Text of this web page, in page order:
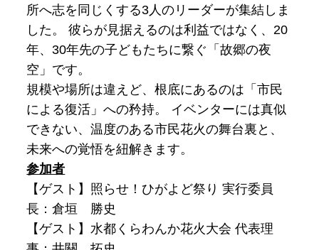
所へ志を同じくする3人のリーダーが集結しま
した。 彼らが見据えるのは利益ではなく、20
年、30年先の子どもたちに繋ぐ「故郷の夜
空」です。
規模や場所は違えど、根底にあるのは「市民
による復活」への矜持。 イベンターには真似
できない、温度のある市民花火の舞台裏と、
未来への覚悟を紐解きます。
参加者
【ゲスト】照らせ！ひがよど祭り 実行委員
長：倉垣 勝史
【ゲスト】水都くらわんか花火大会 代表理